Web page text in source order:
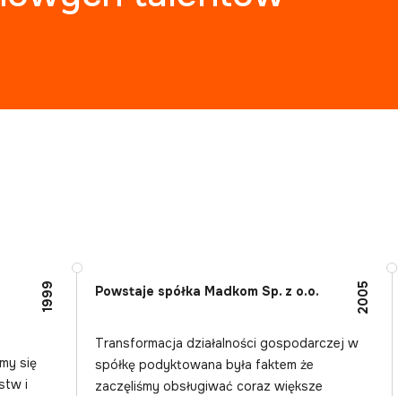
1999
się
i
Powstaje spółka Madkom Sp. z o.o. 2005
Transformacja działalności gospodarczej w
spółkę podyktowana była faktem że
zaczęliśmy obsługiwać coraz większe